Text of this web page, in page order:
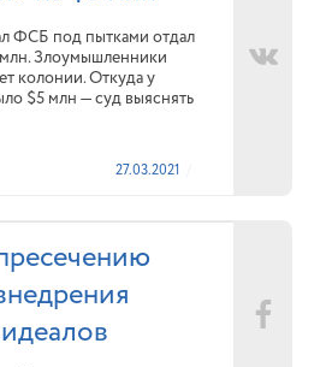
ФСБ под пытками отдал
Злоумышленники
колонии. Откуда у
$5 млн — суд выяснять
27.03.2021